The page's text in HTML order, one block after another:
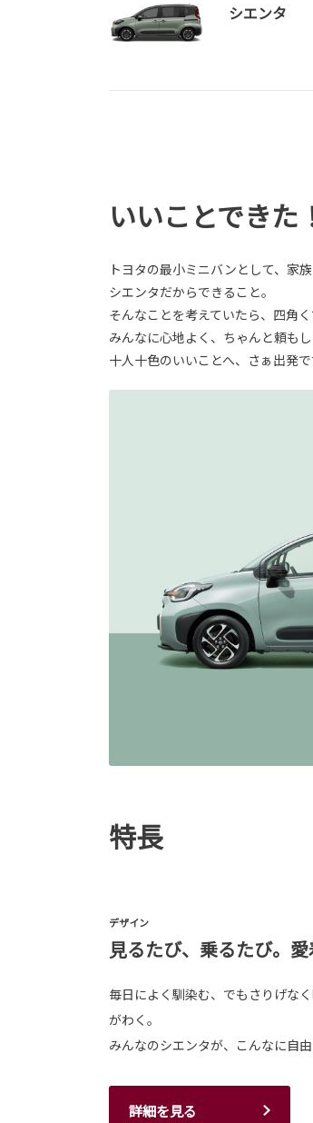
シエンタ
いいことできた
トヨタの最小ミニバンとして、家
シエンタだからできること。
そんなことを考えていたら、四角
みんなに心地よく、ちゃんと頼もし
十人十色のいいことへ、さぁ出発で
特長
デザイン
見るたび、乗るたび。愛
毎日によく馴染む、でもさりげな
がわく。
みんなのシエンタが、こんなに自由
詳細を見る